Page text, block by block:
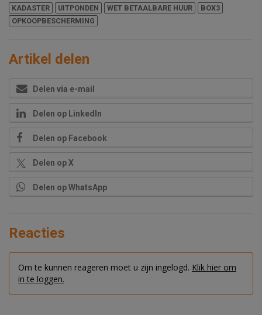
KADASTER UITPONDEN WET BETAALBARE HUUR
BOX3
OPKOOPBESCHERMING
Artikel delen
Delen via e-mail
Delen op LinkedIn
Delen op Facebook
Delen op X
Delen op WhatsApp
Reacties
Om te kunnen reageren moet u zijn ingelogd. Klik hier om
in te loggen.